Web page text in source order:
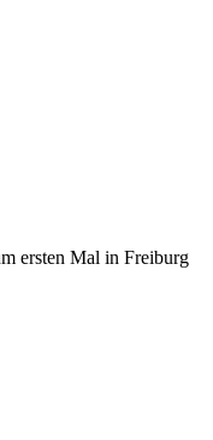
ersten Mal in Freiburg